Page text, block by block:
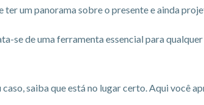
ter um panorama sobre o presente e ainda
se de uma ferramenta essencial para
caso, saiba que está no lugar certo. Aqui